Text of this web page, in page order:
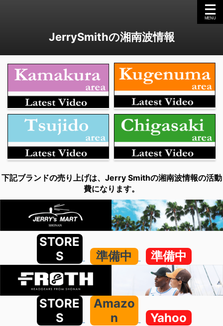
JerrySmithの湘南波情報
下記ブランドの売り上げは、Jerry Smithの湘南波情報の活動
費になります。
STORE
S
準備中 準備中
STORE
S
Amazo
n
Yahoo